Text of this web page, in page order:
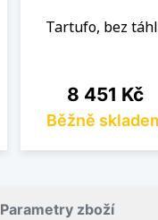
Tartufo, bez
Cena
8 451 Kč
Běžně
Parametry zboží